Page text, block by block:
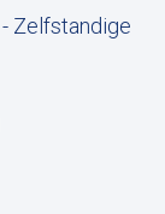
- Zelfstandige